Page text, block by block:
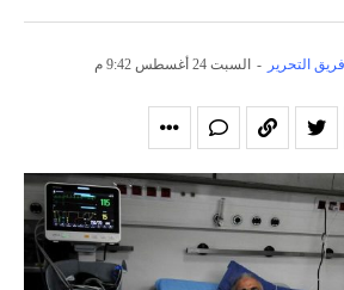
فريق التحرير - السبت 24 أغسطس 9:42 م